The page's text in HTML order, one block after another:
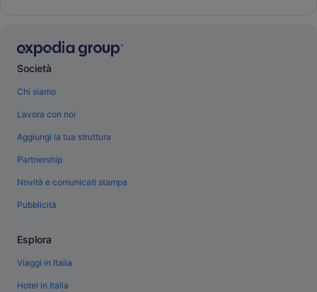
Società
Chi siamo
Lavora con noi
Aggiungi la tua struttura
Partnership
Novità e comunicati stampa
Pubblicità
Esplora
Viaggi in Italia
Hotel in Italia